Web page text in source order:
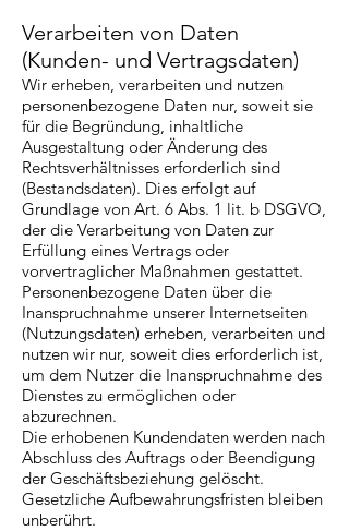
Verarbeiten von Daten
(Kunden- und Vertragsdaten)
Wir erheben, verarbeiten und nutzen
personenbezogene Daten nur, soweit sie
für die Begründung, inhaltliche
Ausgestaltung oder Änderung des
Rechtsverhältnisses erforderlich sind
(Bestandsdaten). Dies erfolgt auf
Grundlage von Art. 6 Abs. 1 lit. b DSGVO,
der die Verarbeitung von Daten zur
Erfüllung eines Vertrags oder
vorvertraglicher Maßnahmen gestattet.
Personenbezogene Daten über die
Inanspruchnahme unserer Internetseiten
(Nutzungsdaten) erheben, verarbeiten und
nutzen wir nur, soweit dies erforderlich ist,
um dem Nutzer die Inanspruchnahme des
Dienstes zu ermöglichen oder
abzurechnen.
Die erhobenen Kundendaten werden nach
Abschluss des Auftrags oder Beendigung
der Geschäftsbeziehung gelöscht.
Gesetzliche Aufbewahrungsfristen bleiben
unberührt.